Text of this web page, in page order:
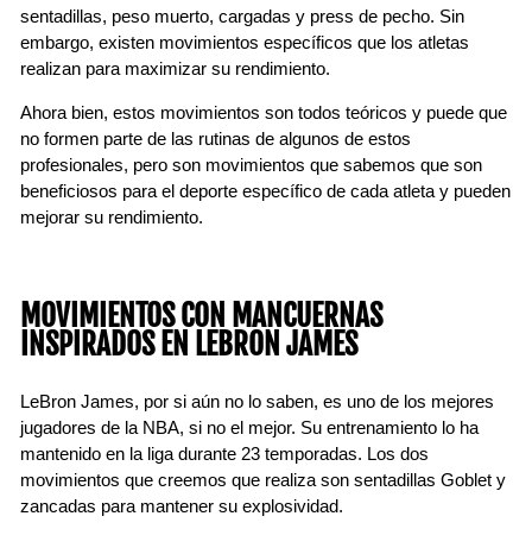
sentadillas, peso muerto, cargadas y press de pecho. Sin
embargo, existen movimientos específicos que los atletas
realizan para maximizar su rendimiento.
Ahora bien, estos movimientos son todos teóricos y puede que
no formen parte de las rutinas de algunos de estos
profesionales, pero son movimientos que sabemos que son
beneficiosos para el deporte específico de cada atleta y pueden
mejorar su rendimiento.
MOVIMIENTOS CON MANCUERNAS
INSPIRADOS EN LEBRON JAMES
LeBron James, por si aún no lo saben, es uno de los mejores
jugadores de la NBA, si no el mejor. Su entrenamiento lo ha
mantenido en la liga durante 23 temporadas. Los dos
movimientos que creemos que realiza son sentadillas Goblet y
zancadas para mantener su explosividad.